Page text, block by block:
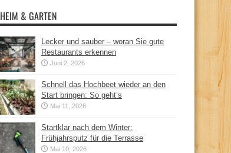
HEIM & GARTEN
Lecker und sauber – woran Sie gute
Restaurants erkennen
Juni 2, 2026
Schnell das Hochbeet wieder an den
Start bringen: So geht’s
Mai 11, 2026
Startklar nach dem Winter:
Frühjahrsputz für die Terrasse
Mai 10, 2026